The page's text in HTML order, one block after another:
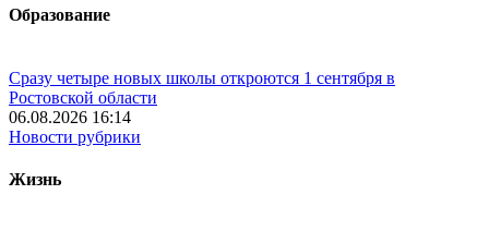
Образование
Сразу четыре новых школы откроются 1 сентября в
Ростовской области
06.08.2026 16:14
Новости рубрики
Жизнь